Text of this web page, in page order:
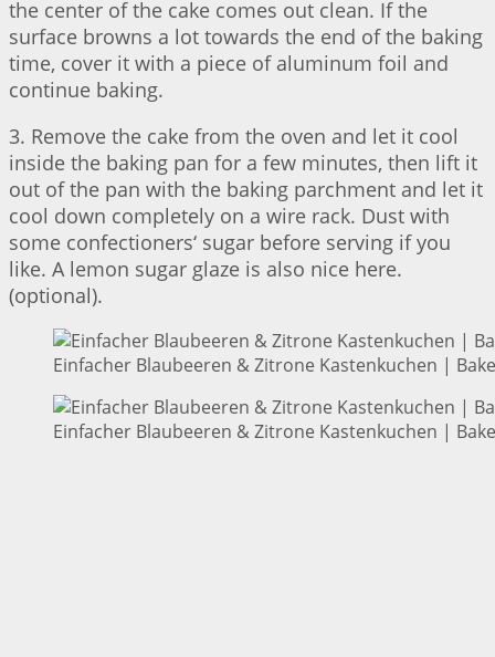
the center of the cake comes out clean. If the
surface browns a lot towards the end of the baking
time, cover it with a piece of aluminum foil and
continue baking.
3. Remove the cake from the oven and let it cool
inside the baking pan for a few minutes, then lift it
out of the pan with the baking parchment and let it
cool down completely on a wire rack. Dust with
some confectioners‘ sugar before serving if you
like. A lemon sugar glaze is also nice here.
(optional).
Einfacher Blaubeeren & Zitrone Kastenkuchen |
Einfacher Blaubeeren & Zitrone Kastenkuchen |